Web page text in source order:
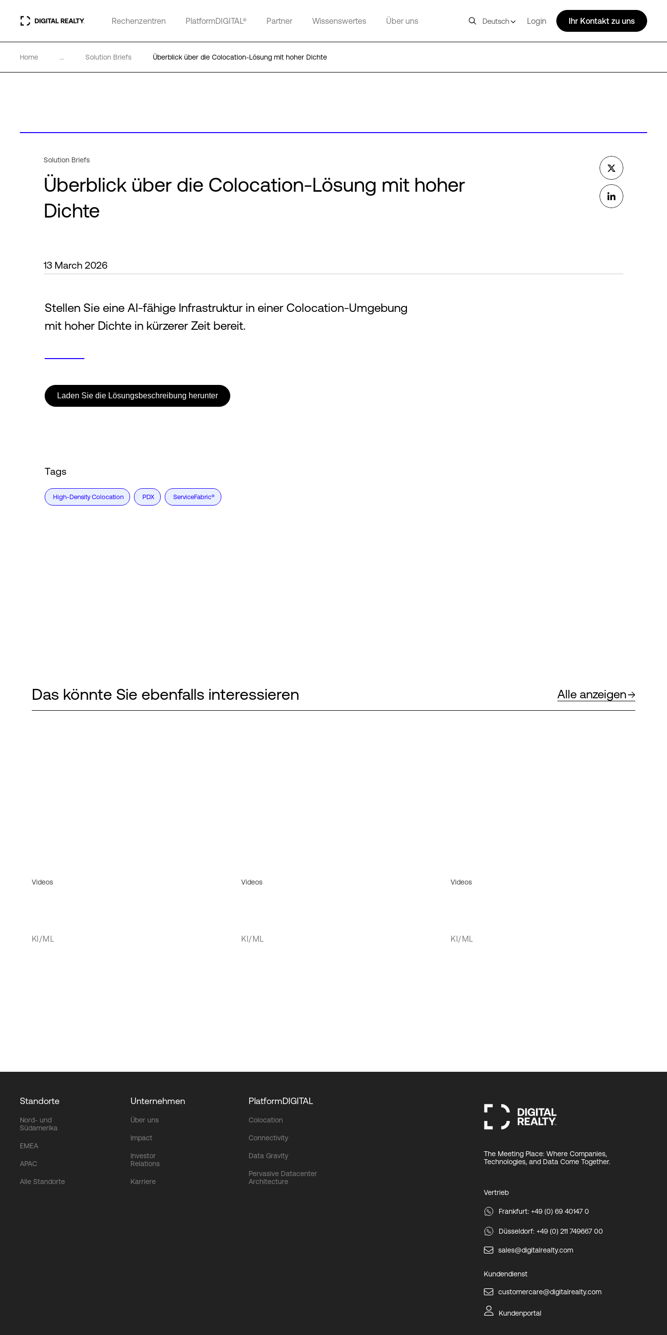
Rechenzentren PlatformDIGITAL® Partner Wissenswertes Über uns Deutsch Login Ihr Kontakt zu uns
Home ... Solution Briefs Überblick über die Colocation-Lösung mit hoher Dichte
Solution Briefs
Überblick über die Colocation-Lösung mit hoher
Dichte
13 March 2026
Stellen Sie eine AI-fähige Infrastruktur in einer Colocation-Umgebung
mit hoher Dichte in kürzerer Zeit bereit.
Laden Sie die Lösungsbeschreibung herunter
Tags
High-Density Colocation PDX ServiceFabric®
Das könnte Sie ebenfalls interessieren Alle anzeigen
Videos
KI/ML
Videos
KI/ML
Videos
KI/ML
Standorte
Nord- und
Südamerika
EMEA
APAC
Alle Standorte
Unternehmen
Über uns
Impact
Investor
Relations
Karriere
PlatformDIGITAL
Colocation
Connectivity
Data Gravity
Pervasive Datacenter
Architecture
The Meeting Place: Where Companies,
Technologies, and Data Come Together.
Vertrieb
Frankfurt: +49 (0) 69 40147 0
Düsseldorf: +49 (0) 211 749667 00
sales@digitalrealty.com
Kundendienst
customercare@digitalrealty.com
Kundenportal